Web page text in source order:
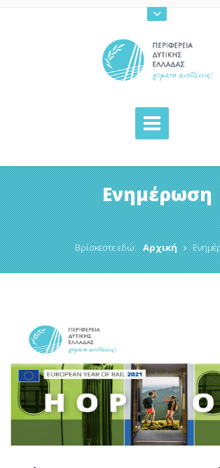
Ενημέρωση
Βρίσκεστε εδώ: Αρχική